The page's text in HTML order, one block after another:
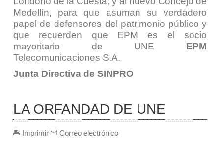
Medellín, para que asuman su verdadero
papel de defensores del patrimonio público y
que recuerden que EPM es el socio
mayoritario de UNE EPM
Telecomunicaciones S.A.
Junta Directiva de SINPRO
LA ORFANDAD DE UNE
Imprimir Correo electrónico